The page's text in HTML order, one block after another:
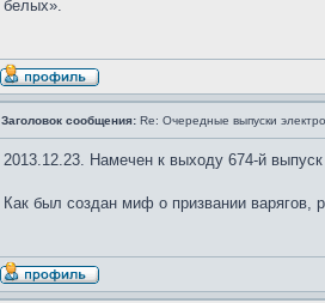
белых».
Заголовок сообщения: Re: Очередные выпуски
2013.12.23. Намечен к выходу 674-й
Как был создан миф о призвании варягов,